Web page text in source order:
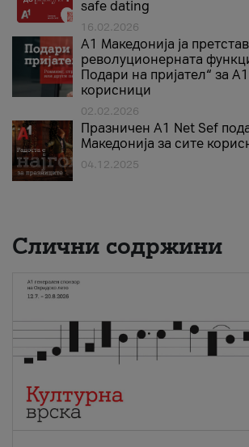
safe dating
16.02.2026
А1 Македонија ја
револуционерната
Подари на пријател“ за
корисници
02.02.2026
Празничен A1 Net Sеf
Македонија за сите
04.12.2025
Слични содржини